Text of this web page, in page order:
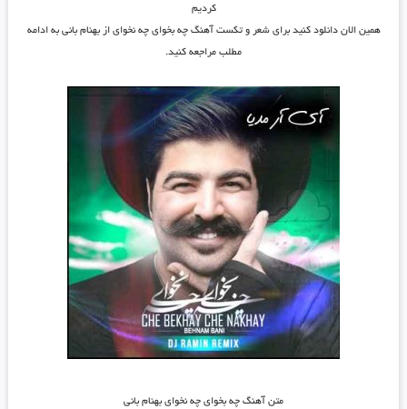
کردیم
همین الان دانلود کنید برای شعر و تکست آهنگ چه بخوای چه نخوای از بهنام بانی به ادامه
مطلب مراجعه کنید.
متن آهنگ چه بخوای چه نخوای بهنام بانی